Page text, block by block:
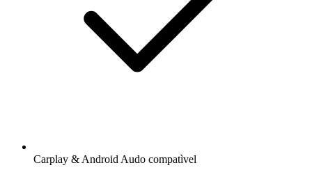
Carplay & Android Audo compatìvel